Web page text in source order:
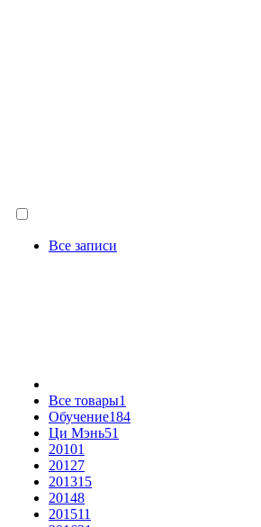
Все записи
Все товары1
Обучение184
Ци Мэнь51
20101
20127
201315
20148
201511